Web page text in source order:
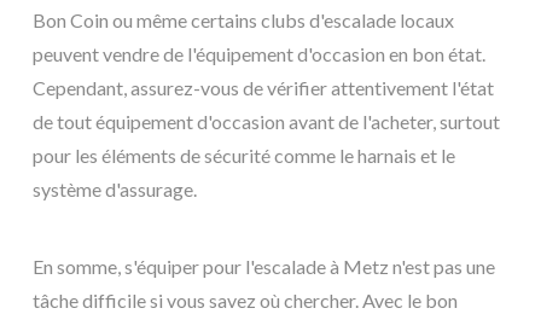
Bon Coin ou même certains clubs d'escalade locaux
peuvent vendre de l'équipement d'occasion en bon état.
Cependant, assurez-vous de vérifier attentivement l'état
de tout équipement d'occasion avant de l'acheter, surtout
pour les éléments de sécurité comme le harnais et le
système d'assurage.
En somme, s'équiper pour l'escalade à Metz n'est pas une
tâche difficile si vous savez où chercher. Avec le bon